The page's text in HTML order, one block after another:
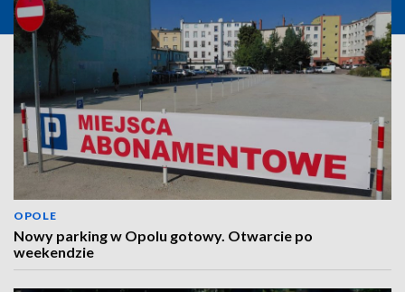
OPOLE
Nowy parking w Opolu gotowy. Otwarcie po
weekendzie